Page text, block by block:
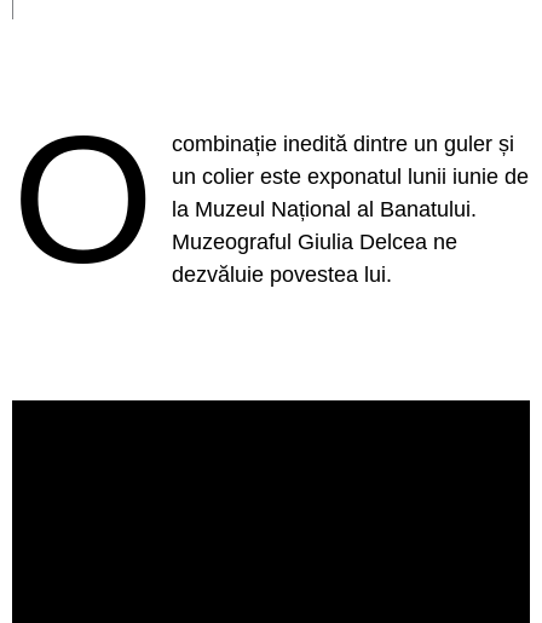
O
combinație inedită dintre un guler și
un colier este exponatul lunii iunie de
la Muzeul Național al Banatului.
Muzeograful Giulia Delcea ne
dezvăluie povestea lui.